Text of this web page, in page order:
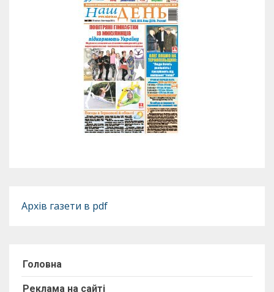
Архів газети в pdf
Головна
Реклама на сайті